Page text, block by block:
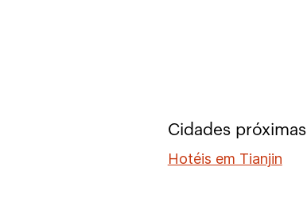
Cidades próximas
Hotéis em Tianjin